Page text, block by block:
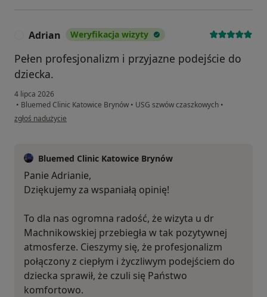
Adrian Weryfikacja wizyty
Pełen profesjonalizm i przyjazne podejście do
dziecka.
4 lipca 2026
• Bluemed Clinic Katowice Brynów • USG szwów czaszkowych •
w opinii użytkownika Adrian
zgłoś nadużycie
Bluemed Clinic Katowice Brynów
Panie Adrianie,
Dziękujemy za wspaniałą opinię!
To dla nas ogromna radość, że wizyta u dr
Machnikowskiej przebiegła w tak pozytywnej
atmosferze. Cieszymy się, że profesjonalizm
połączony z ciepłym i życzliwym podejściem do
dziecka sprawił, że czuli się Państwo
komfortowo.